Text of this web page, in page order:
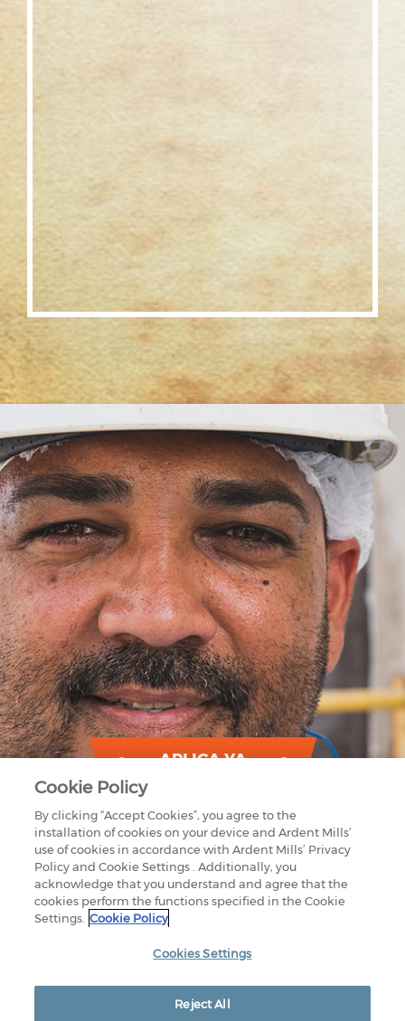
APLICA YA
1875 LAWRENCE STREET
NUESTRAS INSTALACIONES
Cookie Policy
By clicking “Accept Cookies”, you agree to the
installation of cookies on your device and Ardent Mills’
use of cookies in accordance with Ardent Mills’ Privacy
Policy and Cookie Settings . Additionally, you
acknowledge that you understand and agree that the
cookies perform the functions specified in the Cookie
Settings. Cookie Policy
Cookies Settings
Reject All